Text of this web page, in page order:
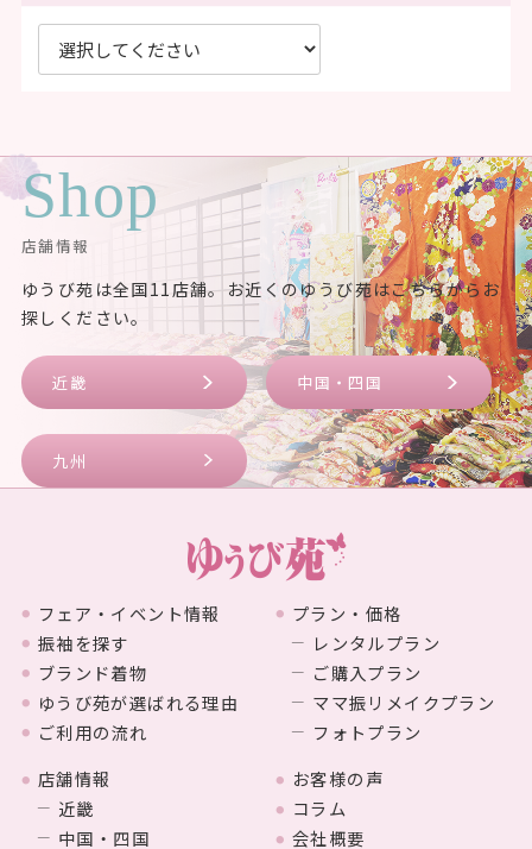
Shop
店舗情報
ゆうび苑は全国11店舗。お近くのゆうび苑はこちらからお
探しください。
近畿 中国・四国
九州
フェア・イベント情報
振袖を探す
ブランド着物
ゆうび苑が選ばれる理由
ご利用の流れ
プラン・価格
レンタルプラン
ご購入プラン
ママ振リメイクプラン
フォトプラン
店舗情報
近畿
中国・四国
お客様の声
コラム
会社概要